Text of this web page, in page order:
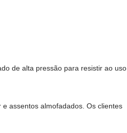
de alta pressão para resistir ao uso
assentos almofadados. Os clientes